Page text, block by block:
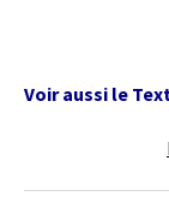
Voir aussi le